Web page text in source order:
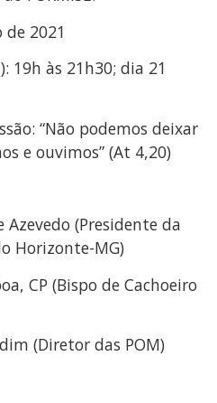
de 2021
19h às 21h30; dia 21
“Não podemos deixar
e ouvimos” (At 4,20)
(Presidente da
Horizonte-MG)
CP (Bispo de Cachoeiro
(Diretor das POM)